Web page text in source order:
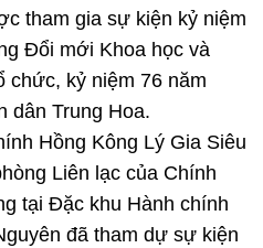
tham gia sự kiện kỷ niệm
Đổi mới Khoa học và
chức, kỷ niệm 76 năm
dân Trung Hoa.
Hồng Kông Lý Gia Siêu
Liên lạc của Chính
tại Đặc khu Hành chính
đã tham dự sự kiện